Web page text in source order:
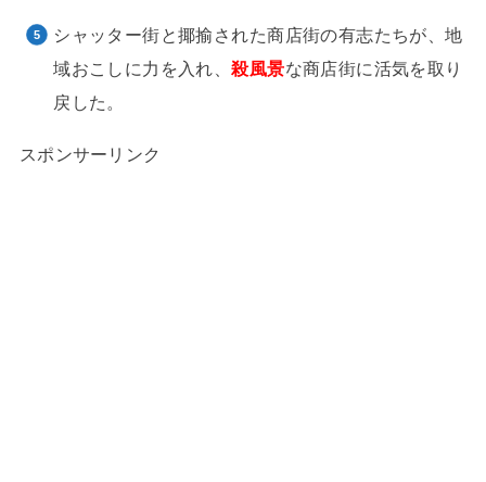
シャッター街と揶揄された商店街の有志たちが、地
域おこしに力を入れ、殺風景な商店街に活気を取り
戻した。
スポンサーリンク